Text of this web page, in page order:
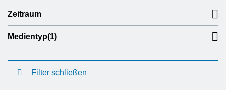
Zeitraum
Medientyp(1)
Filter schließen